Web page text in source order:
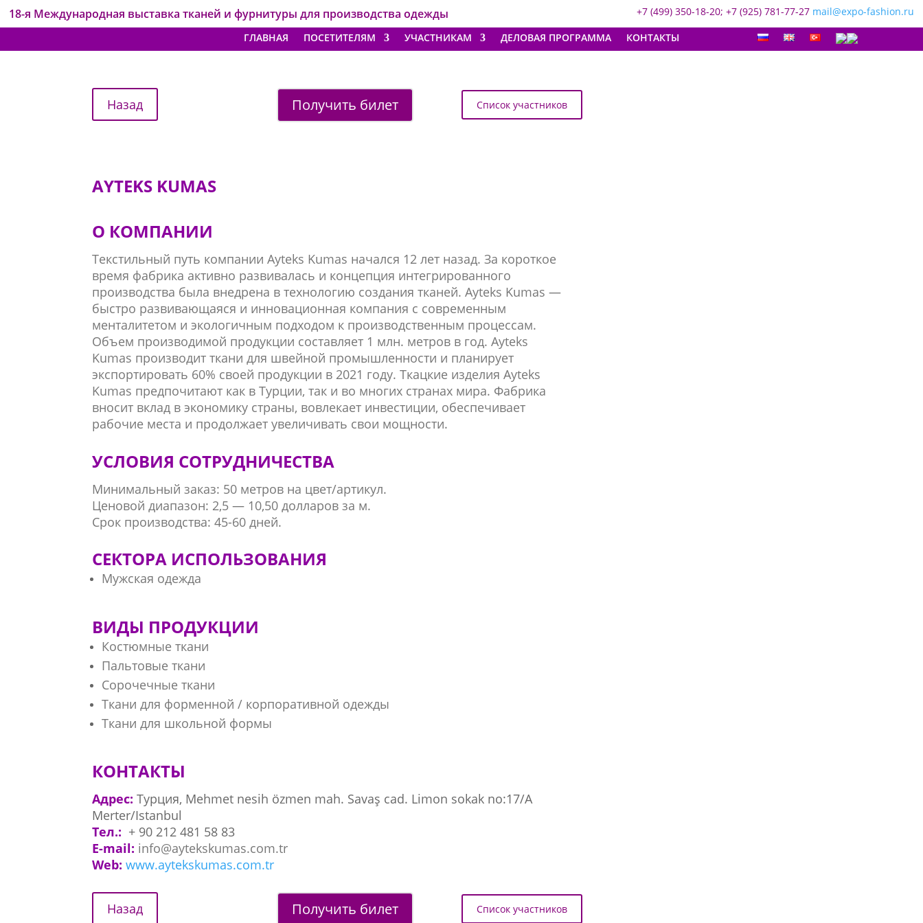
18-я Международная выставка тканей и фурнитуры для производства одежды +7 (499) 350-18-20; +7 (925) 781-77-27 mail@expo-fashion.ru
ГЛАВНАЯ
ПОСЕТИТЕЛЯМ УЧАСТНИКАМ ДЕЛОВАЯ ПРОГРАММА КОНТАКТЫ
Получить билет Список участников
AYTEKS KUMAS
О КОМПАНИИ
Текстильный путь компании Ayteks Kumas начался 12 лет назад. За короткое
время фабрика активно развивалась и концепция интегрированного
производства была внедрена в технологию создания тканей. Ayteks Kumas —
быстро развивающаяся и инновационная компания с современным
менталитетом и экологичным подходом к производственным процессам.
Объем производимой продукции составляет 1 млн. метров в год. Ayteks
Kumas производит ткани для швейной промышленности и планирует
экспортировать 60% своей продукции в 2021 году. Ткацкие изделия Ayteks
Kumas предпочитают как в Турции, так и во многих странах мира. Фабрика
вносит вклад в экономику страны, вовлекает инвестиции, обеспечивает
рабочие места и продолжает увеличивать свои мощности.
УСЛОВИЯ СОТРУДНИЧЕСТВА
Минимальный заказ: 50 метров на цвет/артикул.
Ценовой диапазон: 2,5 — 10,50 долларов за м.
Срок производства: 45-60 дней.
СЕКТОРА ИСПОЛЬЗОВАНИЯ
Мужская одежда
ВИДЫ ПРОДУКЦИИ
Костюмные ткани
Пальтовые ткани
Сорочечные ткани
Ткани для форменной / корпоративной одежды
Ткани для школьной формы
КОНТАКТЫ
Адрес: Турция, Mehmet nesih özmen mah. Savaş cad. Limon sokak no:17/A
Merter/Istanbul
Тел.: + 90 212 481 58 83
E-mail: info@aytekskumas.com.tr
Web:www.aytekskumas.com.tr
Получить билет Список участников